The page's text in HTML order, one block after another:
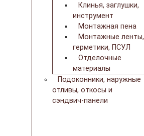
Клинья, заглушки,
инструмент
Монтажная пена
Монтажные ленты,
герметики, ПСУЛ
Отделочные
материалы
Подоконники, наружные
отливы, откосы и
сэндвич-панели